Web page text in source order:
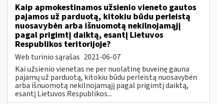
Kaip apmokestinamos užsienio vieneto gautos
pajamos už parduotą, kitokiu būdu perleistą
nuosavybėn arba išnuomotą nekilnojamąjį
pagal prigimtį daiktą, esantį Lietuvos
Respublikos teritorijoje?
Web turinio sąrašas 2021-06-07
Kai užsienio vienetas ne per nuolatinę buveinę gauna
pajamų už parduotą, kitokiu būdu perleistą nuosavybėn
arba išnuomotą nekilnojamąjį pagal prigimtį daiktą,
esantį Lietuvos Respublikos...